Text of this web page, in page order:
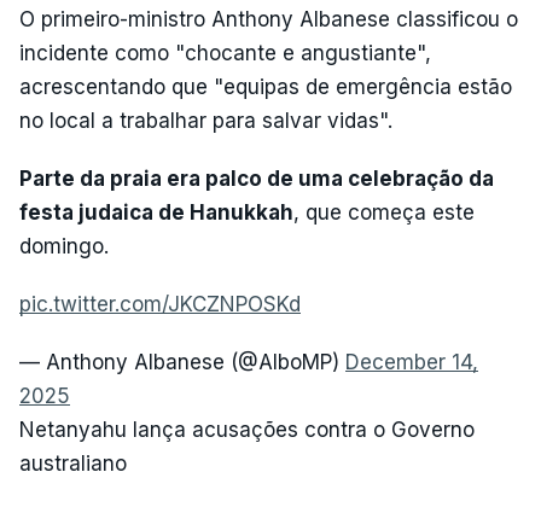
O primeiro-ministro Anthony Albanese classificou o
incidente como "chocante e angustiante",
acrescentando que "equipas de emergência estão
no local a trabalhar para salvar vidas".
Parte da praia era palco de uma celebração da
festa judaica de Hanukkah, que começa este
domingo.
pic.twitter.com/JKCZNPOSKd
— Anthony Albanese (@AlboMP) December 14,
2025
Netanyahu lança acusações contra o Governo
australiano